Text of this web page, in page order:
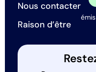
Nous contacter
Raison d’être